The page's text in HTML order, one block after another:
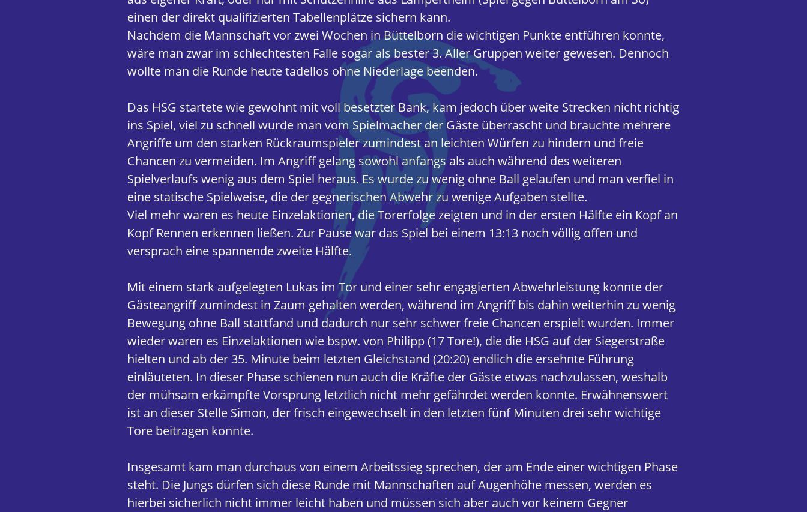
einen der direkt qualifizierten Tabellenplätze sichern kann.
Nachdem die Mannschaft vor zwei Wochen in Büttelborn die wichtigen Punkte entführen konnte,
wäre man zwar im schlechtesten Falle sogar als bester 3. Aller Gruppen weiter gewesen. Dennoch
wollte man die Runde heute tadellos ohne Niederlage beenden.
Das HSG startete wie gewohnt mit voll besetzter Bank, kam jedoch über weite Strecken nicht richtig
ins Spiel, viel zu schnell wurde man vom Spielmacher der Gäste überrascht und brauchte mehrere
Angriffe um den starken Rückraumspieler zumindest an leichten Würfen zu hindern und freie
Chancen zu vermeiden. Im Angriff gelang sowohl anfangs als auch während des weiteren
Spielverlaufs wenig aus dem Spiel heraus. Es wurde zu wenig ohne Ball gelaufen und man verfiel in
eine statische Spielweise, die der gegnerischen Abwehr zu wenige Aufgaben stellte.
Viel mehr waren es heute Einzelaktionen, die Torerfolge zeigten und in der ersten Hälfte ein Kopf an
Kopf Rennen erkennen ließen. Zur Pause war das Spiel bei einem 13:13 noch völlig offen und
versprach eine spannende zweite Hälfte.
Mit einem stark aufgelegten Lukas im Tor und einer sehr engagierten Abwehrleistung konnte der
Gästeangriff zumindest in Zaum gehalten werden, während im Angriff bis dahin weiterhin zu wenig
Bewegung ohne Ball stattfand und dadurch nur sehr schwer freie Chancen erspielt wurden. Immer
wieder waren es Einzelaktionen wie bspw. von Philipp (17 Tore!), die die HSG auf der Siegerstraße
hielten und ab der 35. Minute beim letzten Gleichstand (20:20) endlich die ersehnte Führung
einläuteten. In dieser Phase schienen nun auch die Kräfte der Gäste etwas nachzulassen, weshalb
der mühsam erkämpfte Vorsprung letztlich nicht mehr gefährdet werden konnte. Erwähnenswert
ist an dieser Stelle Simon, der frisch eingewechselt in den letzten fünf Minuten drei sehr wichtige
Tore beitragen konnte.
Insgesamt kam man durchaus von einem Arbeitssieg sprechen, der am Ende einer wichtigen Phase
steht. Die Jungs dürfen sich diese Runde mit Mannschaften auf Augenhöhe messen, werden es
hierbei sicherlich nicht immer leicht haben und müssen sich aber auch vor keinem Gegner